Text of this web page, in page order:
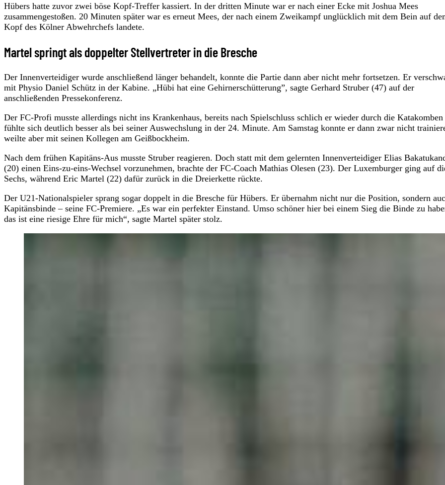
Hübers hatte zuvor zwei böse Kopf-Treffer kassiert. In der dritten Minute war er nach einer Ecke mit Joshua Mees
zusammengestoßen. 20 Minuten später war es erneut Mees, der nach einem Zweikampf unglücklich mit dem Bein auf
Kopf des Kölner Abwehrchefs landete.
Martel springt als doppelter Stellvertreter in die Bresche
Der Innenverteidiger wurde anschließend länger behandelt, konnte die Partie dann aber nicht mehr fortsetzen. Er
mit Physio Daniel Schütz in der Kabine. „Hübi hat eine Gehirnerschütterung”, sagte Gerhard Struber (47) auf der
anschließenden Pressekonferenz.
Der FC-Profi musste allerdings nicht ins Krankenhaus, bereits nach Spielschluss schlich er wieder durch die Katakomben
fühlte sich deutlich besser als bei seiner Auswechslung in der 24. Minute. Am Samstag konnte er dann zwar nicht
weilte aber mit seinen Kollegen am Geißbockheim.
Nach dem frühen Kapitäns-Aus musste Struber reagieren. Doch statt mit dem gelernten Innenverteidiger Elias
(20) einen Eins-zu-eins-Wechsel vorzunehmen, brachte der FC-Coach Mathias Olesen (23). Der Luxemburger ging auf
Sechs, während Eric Martel (22) dafür zurück in die Dreierkette rückte.
Der U21-Nationalspieler sprang sogar doppelt in die Bresche für Hübers. Er übernahm nicht nur die Position, sondern
Kapitänsbinde – seine FC-Premiere. „Es war ein perfekter Einstand. Umso schöner hier bei einem Sieg die Binde zu
das ist eine riesige Ehre für mich“, sagte Martel später stolz.